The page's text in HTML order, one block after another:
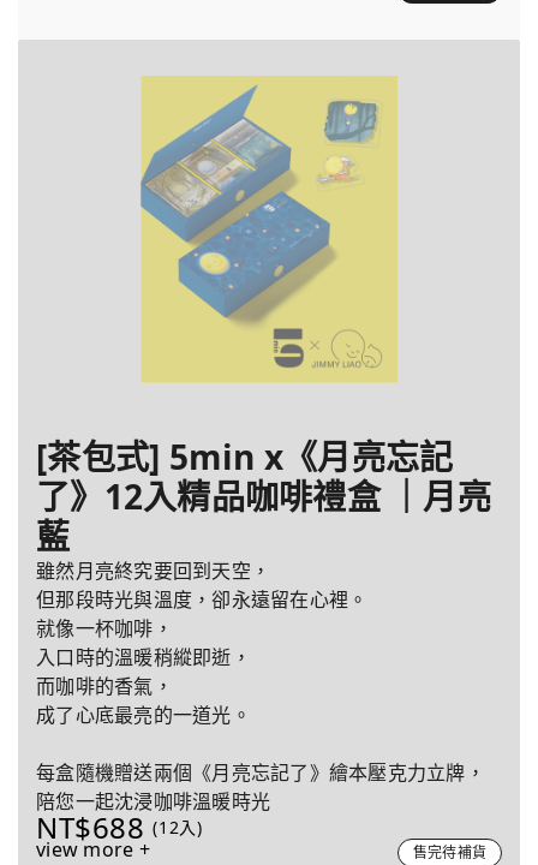
[茶包式] 5min x《月亮忘記
了》12入精品咖啡禮盒 ｜月亮
藍
雖然月亮終究要回到天空，
但那段時光與溫度，卻永遠留在心裡。
就像一杯咖啡，
入口時的溫暖稍縱即逝，
而咖啡的香氣，
成了心底最亮的一道光。
每盒隨機贈送兩個《月亮忘記了》繪本壓克力立牌，
陪您一起沈浸咖啡溫暖時光
NT$688 (12入)
view more + 售完待補貨